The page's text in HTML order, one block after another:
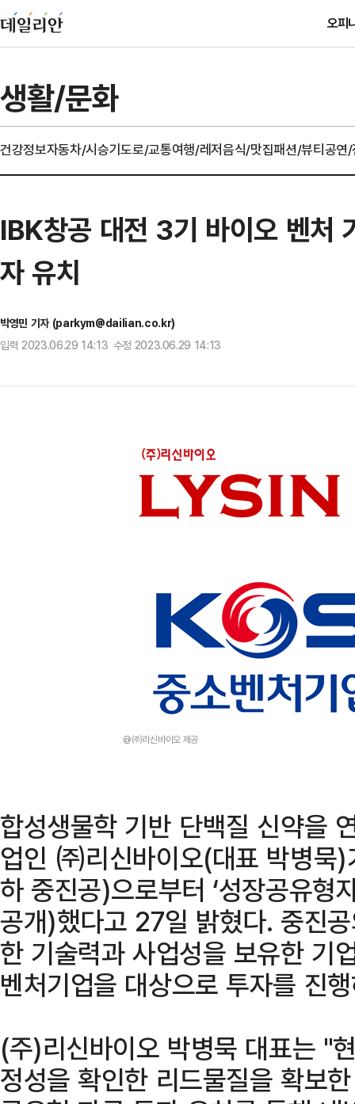
오피
생활/문화
건강정보자동차/시승기도로/교통여행/레저음식/맛집패션/뷰티공연
IBK창공 대전 3기 바이오 벤처
자 유치
박영민 기자 (parkym@dailian.co.kr)
입력 2023.06.29 14:13 수정 2023.06.29 14:13
@㈜리신바이오 제공
합성생물학 기반 단백질 신약을
업인 ㈜리신바이오(대표 박병묵
하 중진공)으로부터 ‘성장공유형
공개)했다고 27일 밝혔다. 중진
한 기술력과 사업성을 보유한 기
벤처기업을 대상으로 투자를 진
(주)리신바이오 박병묵 대표는 "
정성을 확인한 리드물질을 확보